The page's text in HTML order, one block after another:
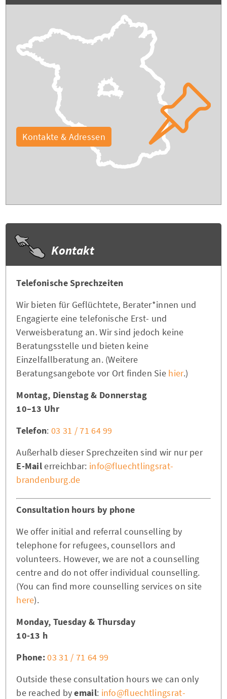
Kontakte & Adressen
Kontakt
Telefonische Sprechzeiten
Wir bieten für Geflüchtete, Berater*innen und
Engagierte eine telefonische Erst- und
Verweisberatung an. Wir sind jedoch keine
Beratungsstelle und bieten keine
Einzelfallberatung an. (Weitere
Beratungsangebote vor Ort finden Sie hier.)
Montag, Dienstag & Donnerstag
10–13 Uhr
Telefon: 03 31 / 71 64 99
Außerhalb dieser Sprechzeiten sind wir nur per
E-Mailerreichbar: info@fluechtlingsrat-
brandenburg.de
Consultation hours by phone
We offer initial and referral counselling by
telephone for refugees, counsellors and
volunteers. However, we are not a counselling
centre and do not offer individual counselling.
(You can find more counselling services on site
here).
Monday, Tuesday & Thursday
10-13 h
Phone:03 31 / 71 64 99
Outside these consultation hours we can only
be reached byemail: info@fluechtlingsrat-